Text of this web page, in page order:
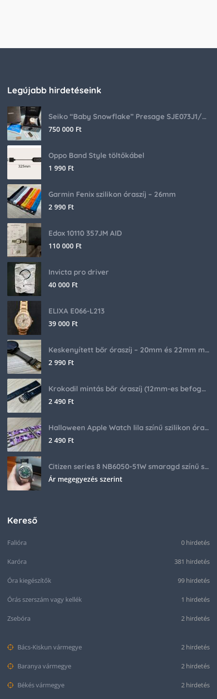
Legújabb hirdetéseink
Seiko “Baby Snowflake” Presage SJE073J1/SARA015 Limited Edition
750 000 Ft
Oppo Band Style töltőkábel
1 990 Ft
Garmin Fenix szilikon óraszíj – 26mm
2 990 Ft
Edox 10110 357JM AID
110 000 Ft
Invicta pro driver
40 000 Ft
ELIXA E066-L213
39 000 Ft
Keskenyített bőr óraszíj – 20mm és 22mm méretben
2 990 Ft
Krokodil mintás bőr óraszíj (12mm-es befogóval rendelkező órához)
2 490 Ft
Halloween Apple Watch lila színű szilikon óraszíj
2 490 Ft
Citizen series 8 NB6050-51W smaragd színű számlappal
Ár megegyezés szerint
Kereső
Falióra 0 hirdetés
Karóra 381 hirdetés
Óra kiegészítők 99 hirdetés
Órás szerszám vagy kellék 1 hirdetés
Zsebóra 2 hirdetés
Bács-Kiskun vármegye 2 hirdetés
Baranya vármegye 2 hirdetés
Békés vármegye 2 hirdetés